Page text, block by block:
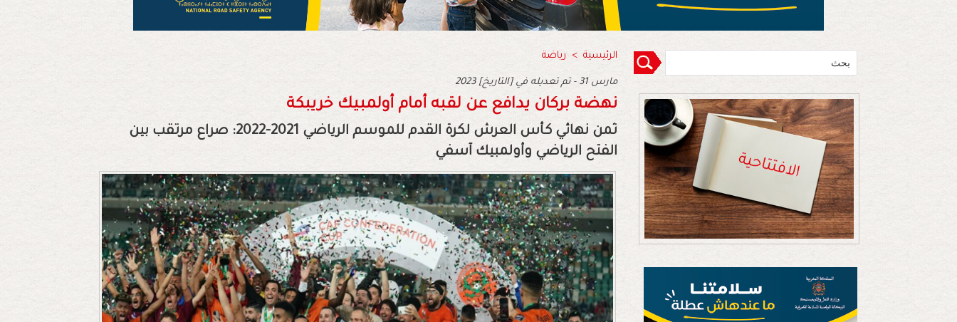
الرئيسية > رياضة
2023 مارس 31 - تم تعديله في [التاريخ]
نهضة بركان يدافع عن لقبه أمام أولمبيك خريبكة
ثمن نهائي كأس العرش لكرة القدم للموسم الرياضي 2021-2022: صراع مرتقب بين
الفتح الرياضي وأولمبيك آسفي